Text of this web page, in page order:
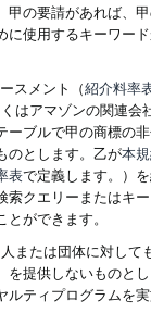
甲の要請があれば、
使用するキーワー
スメント（紹介料率
はアマゾンの関連
ブルで甲の商標の
のとします。乙が本
表で定義します。）
クエリーまたはキ
ができます。
または団体に対し
提供しないものと
ティプログラムを